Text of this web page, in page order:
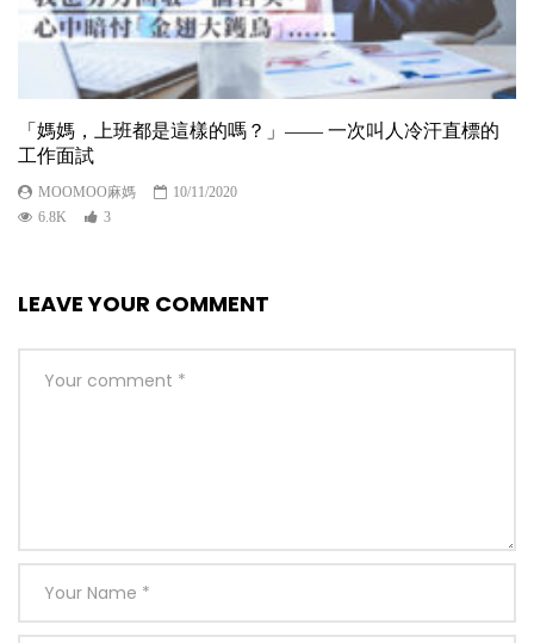
「媽媽，上班都是這樣的嗎？」—— 一次叫人冷汗直標的
工作面試
MOOMOO麻媽
10/11/2020
6.8K
3
LEAVE YOUR COMMENT